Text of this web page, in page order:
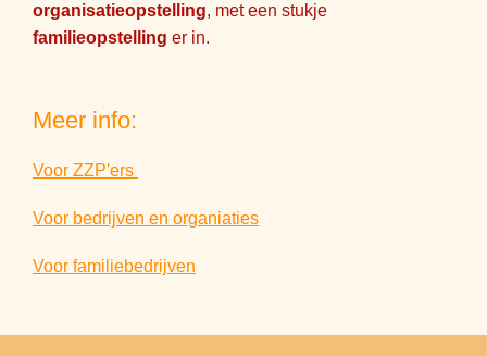
organisatieopstelling, met een stukje
familieopstelling er in.
Meer info:
Voor ZZP'ers
Voor bedrijven en organiaties
Voor familiebedrijven